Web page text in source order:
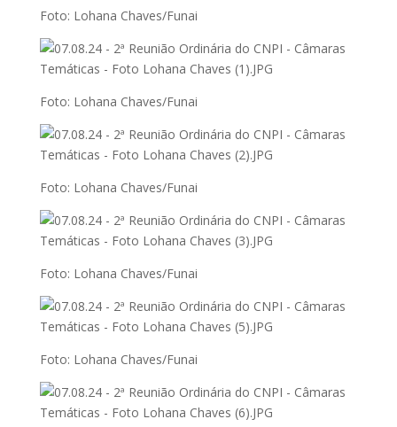
Foto: Lohana Chaves/Funai
Foto: Lohana Chaves/Funai
Foto: Lohana Chaves/Funai
Foto: Lohana Chaves/Funai
Foto: Lohana Chaves/Funai